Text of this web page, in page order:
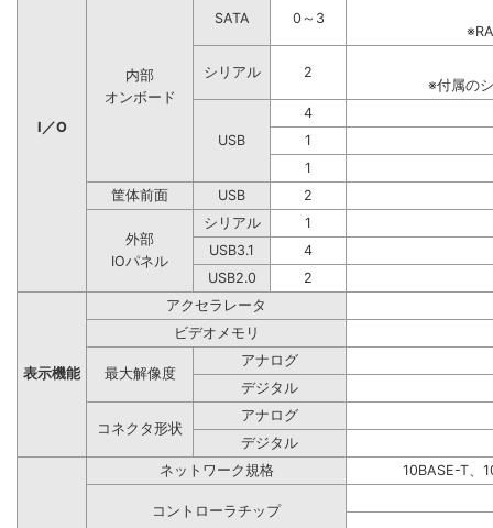
I／O
内部
オンボード
SATA
0～3
シリアル
2
※付属の
USB
4
1
1
筐体前面
USB 2
外部
IOパネル
シリアル
1
USB3.1
4
USB2.0
2
表示機能
アクセラレータ
ビデオメモリ
最大解像度
アナログ
デジタル
コネクタ形状
アナログ
デジタル
ネットワーク規格 10BASE-T、
コントローラチップ